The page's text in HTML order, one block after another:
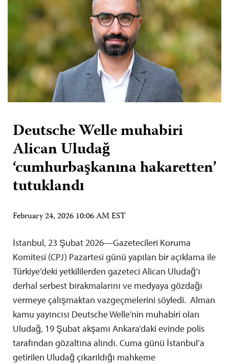
Deutsche Welle muhabiri
Alican Uludağ
‘cumhurbaşkanına hakaretten’
tutuklandı
February 24, 2026 10:06 AM EST
İstanbul, 23 Şubat 2026—Gazetecileri Koruma
Komitesi (CPJ) Pazartesi günü yapılan bir açıklama ile
Türkiye’deki yetkililerden gazeteci Alican Uludağ’ı
derhal serbest bırakmalarını ve medyaya gözdağı
vermeye çalışmaktan vazgeçmelerini söyledi. Alman
kamu yayıncısı Deutsche Welle’nin muhabiri olan
Uludağ, 19 Şubat akşamı Ankara’daki evinde polis
tarafından gözaltına alındı. Cuma günü İstanbul’a
getirilen Uludağ çıkarıldığı mahkeme